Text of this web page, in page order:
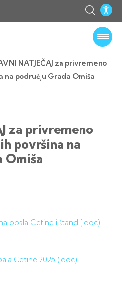
NATJEČAJ za privremeno
na području Grada Omiša
za privremeno
površina na
Omiša
obala Cetine i štand (.doc)
Cetine 2025 (.doc)